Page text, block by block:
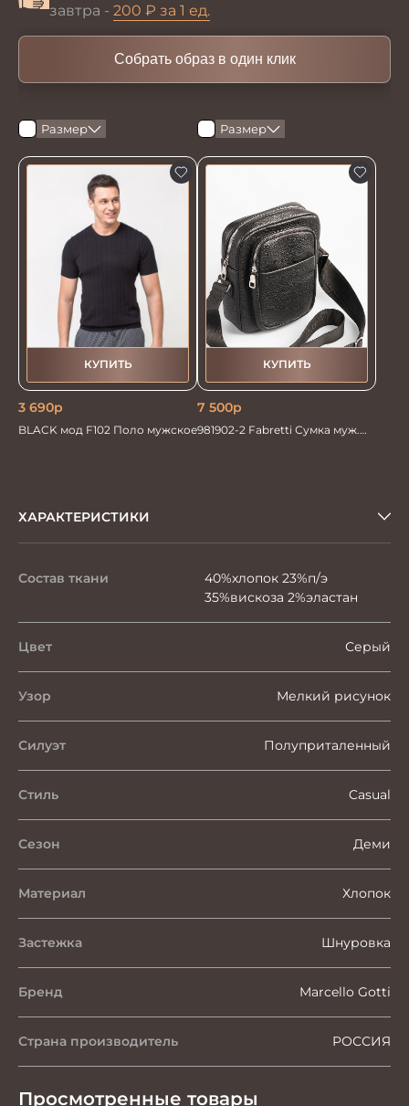
завтра - 200 ₽ за 1 ед.
Собрать образ в один клик
Размер
КУПИТЬ
3 690р
BLACK мод F102 Поло мужское
Размер
КУПИТЬ
7 500р
981902-2 Fabretti Сумка муж.
ХАРАКТЕРИСТИКИ
Состав ткани
40%хлопок 23%п/э
35%вискоза 2%эластан
Цвет Серый
Узор Мелкий рисунок
Силуэт Полуприталенный
Стиль Casual
Сезон Деми
Материал Хлопок
Застежка Шнуровка
Бренд Marcello Gotti
Страна производитель РОССИЯ
Просмотренные товары